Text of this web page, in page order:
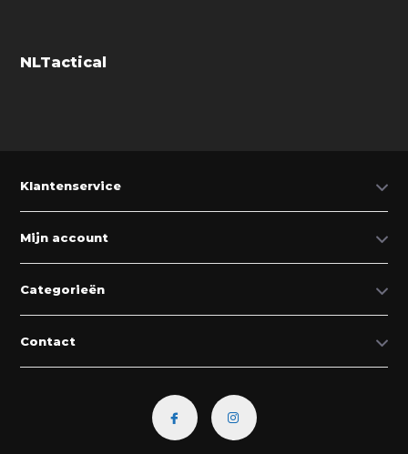
NLTactical
Klantenservice
Mijn account
Categorieën
Contact